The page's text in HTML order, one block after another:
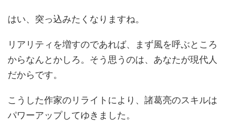
はい、突っ込みたくなりますね。
リアリティを増すのであれば、まず風を呼ぶところ
からなんとかしろ。そう思うのは、あなたが現代人
だからです。
こうした作家のリライトにより、諸葛亮のスキルは
パワーアップしてゆきました。